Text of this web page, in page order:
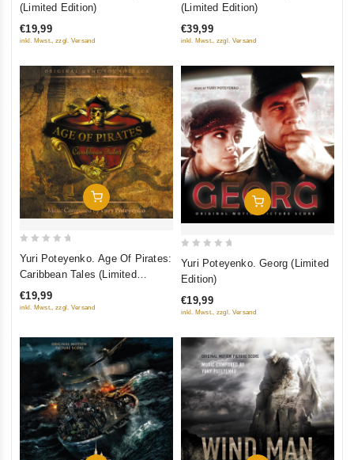
5
(Limited Edition)
€19,99
inkl. Mwst., zzgl. Versand
5
(Limited Edition)
€39,99
inkl. Mwst., zzgl. Versand
Добавить В Корзину
5
Yuri Poteyenko. Age Of Pirates:
Caribbean Tales (Limited
Edition)
€19,99
inkl. Mwst., zzgl. Versand
Добавить В Корзину
5
Yuri Poteyenko. Georg (Limited
Edition)
€19,99
inkl. Mwst., zzgl. Versand